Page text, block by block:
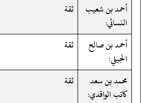
أحمد بن شعيب
النسائي:
ثقة
أحمد بن صالح
الجيلي:
ثقة
محمد بن سعد
كاتب الواقدي:
ثقة